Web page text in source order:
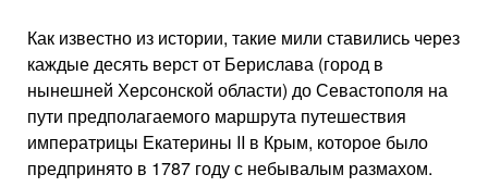
Как известно из истории, такие мили ставились через
каждые десять верст от Берислава (город в
нынешней Херсонской области) до Севастополя на
пути предполагаемого маршрута путешествия
императрицы Екатерины II в Крым, которое было
предпринято в 1787 году с небывалым размахом.